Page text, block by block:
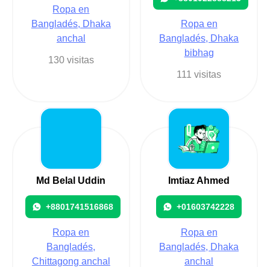
Ropa en
Bangladés, Dhaka
anchal
130 visitas
Ropa en
Bangladés, Dhaka
bibhag
111 visitas
Md Belal Uddin
+8801741516868
Ropa en
Bangladés,
Chittagong anchal
Imtiaz Ahmed
+01603742228
Ropa en
Bangladés, Dhaka
anchal